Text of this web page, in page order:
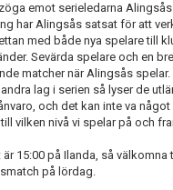
emot serieledarna Alingsås
har Alingsås satsat för att
med både nya spelare till
Sevärda spelare och en
matcher när Alingsås
lag i serien så lyser de
och det kan inte va något
vilken nivå vi spelar på och
15:00 på Ilanda, så välkomna
på lördag.